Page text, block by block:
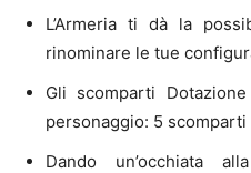
L’Armeria ti dà la
rinominare le tue
Gli scomparti
personaggio: 5
Dando un’occhiata